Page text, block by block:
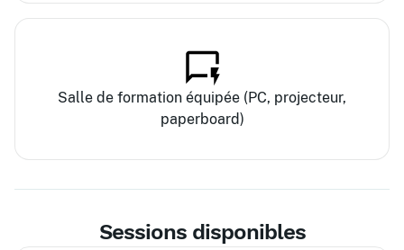
Salle de formation équipée (PC, projecteur,
paperboard)
Sessions disponibles